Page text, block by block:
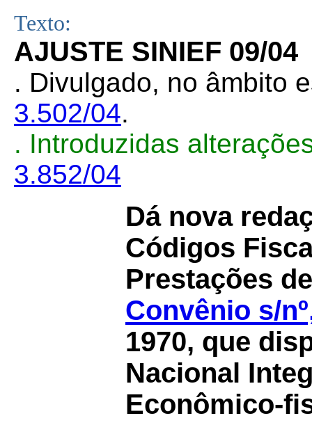
Texto:
AJUSTE SINIEF 09/04
. Divulgado, no âmbito
3.502/04.
. Introduzidas
3.852/04
Dá nova
Códigos
Prestações
Convênio s/
1970, que
Nacional
Econômico-